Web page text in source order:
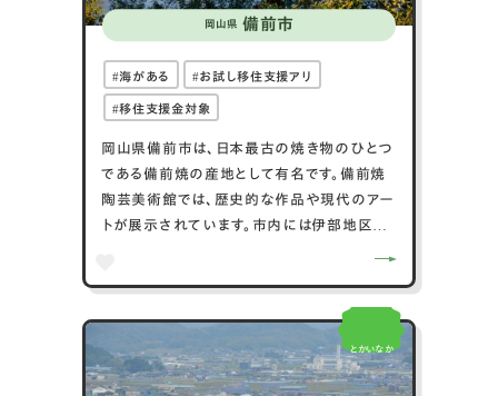
岡山県 備前市
海がある お試し移住支援アリ
移住支援金対象
岡山県備前市は、日本最古の焼き物のひとつ
である備前焼の産地として有名です。備前焼
陶芸美術館では、歴史的な作品や現代のアー
トが展示されています。市内には伊部地区が
水浴が楽しめます。五味の市は新鮮な海産物
が揃う市場として人気です。歴史的な名所と
しては、備前国一宮である吉備津彦神社があ
とかいなか